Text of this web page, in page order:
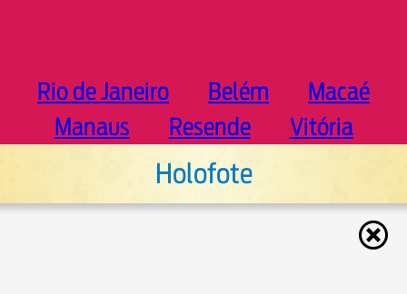
Rio de Janeiro Belém
Macaé
Manaus
Resende Vitória
Holofote